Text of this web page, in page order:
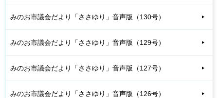
みのお市議会だより「ささゆり」音声版（130号）
みのお市議会だより「ささゆり」音声版（129号）
みのお市議会だより「ささゆり」音声版（127号）
みのお市議会だより「ささゆり」音声版（126号）